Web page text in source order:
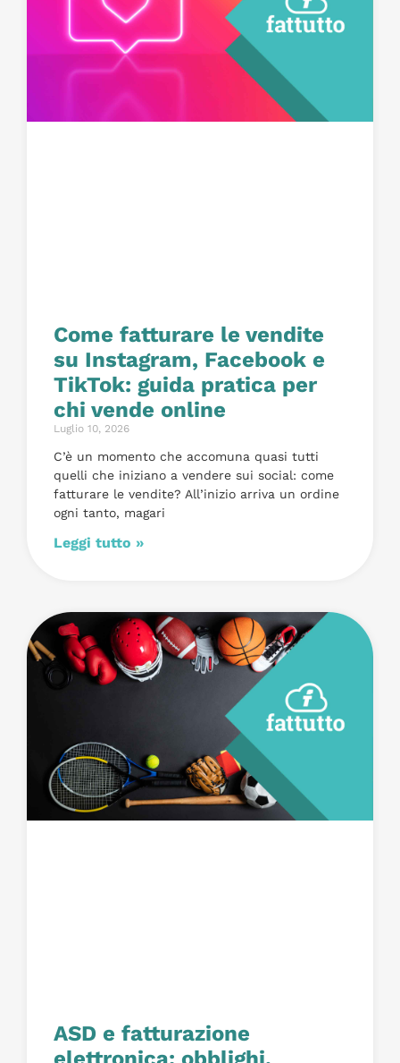
Come fatturare le vendite
su Instagram, Facebook e
TikTok: guida pratica per
chi vende online
Luglio 10, 2026
C’è un momento che accomuna quasi tutti
quelli che iniziano a vendere sui social: come
fatturare le vendite? All’inizio arriva un ordine
ogni tanto, magari
Leggi tutto »
ASD e fatturazione